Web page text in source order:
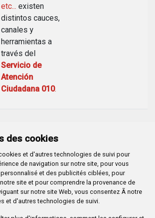
des cookies
et d'autres technologies de suivi pour
de navigation sur notre site, pour vous
et des publicités ciblées, pour
site et pour comprendre la provenance de
sur notre site Web, vous consentez Ã notre
et d'autres technologies de suivi.
etc... existen
distintos cauces,
canales y
herramientas a
través del
Servicio de
Atención
Ciudadana 010.
Mayor 1- 09071BURGOS
288 800 CIF: P-0906100-C
AVISOS, QUEJAS Y SUGERENCIAS
MAPA WEB
AVISO LEGAL